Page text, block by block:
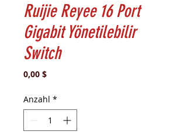
Ruijie Reyee 16 Port
Gigabit Yönetilebilir
Switch
0,00 $Preis
Anzahl *